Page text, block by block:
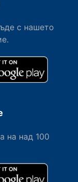
с нашето
на над 100